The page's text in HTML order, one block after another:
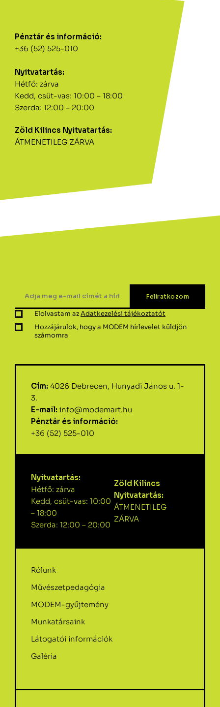
Pénztár és információ:
+36 (52) 525-010
Nyitvatartás:
Hétfő: zárva
Kedd, csüt-vas: 10:00 – 18:00
Szerda: 12:00 – 20:00
Zöld Kilincs Nyitvatartás:
ÁTMENETILEG ZÁRVA
Elolvastam azAdatkezelési tájékoztatót
Hozzájárulok, hogy a MODEM hírlevelet küldjön
számomra
Cím: 4026 Debrecen, Hunyadi János u. 1-
3.
E-mail: info@modemart.hu
Pénztár és információ:
+36 (52) 525-010
Nyitvatartás:
Hétfő: zárva
Kedd, csüt-vas: 10:00
– 18:00
Szerda: 12:00 – 20:00
Zöld Kilincs
Nyitvatartás:
ÁTMENETILEG
ZÁRVA
Rólunk
Művészetpedagógia
MODEM-gyűjtemény
Munkatársaink
Látogatói információk
Galéria